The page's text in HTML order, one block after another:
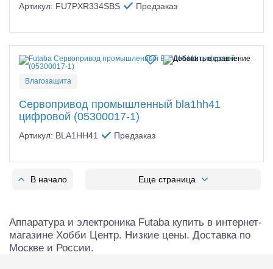
Артикул: FU7PXR334SBS Предзаказ
Влагозащита
Сервопривод промышленный bla1hh41
цифровой (05300017-1)
Артикул: BLA1HH41 Предзаказ
В начало Еще страница
Аппаратура и электроника Futaba купить в интернет-
магазине Хобби Центр. Низкие цены. Доставка по
Москве и России.